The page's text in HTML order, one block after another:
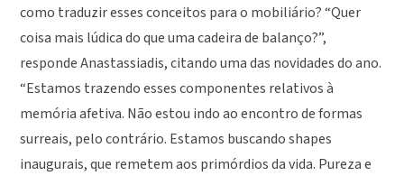
como traduzir esses conceitos para o mobiliário? “Quer
coisa mais lúdica do que uma cadeira de balanço?”,
responde Anastassiadis, citando uma das novidades do ano.
“Estamos trazendo esses componentes relativos à
memória afetiva. Não estou indo ao encontro de formas
surreais, pelo contrário. Estamos buscando shapes
inaugurais, que remetem aos primórdios da vida. Pureza e